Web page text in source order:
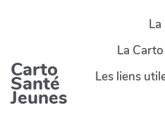
Carto
Santé
Jeunes
La
Les liens